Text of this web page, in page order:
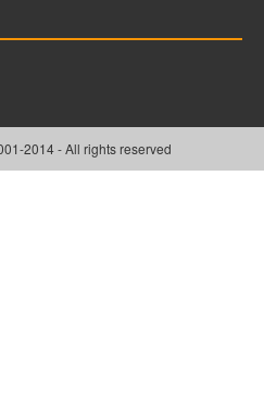
2014 - All rights reserved